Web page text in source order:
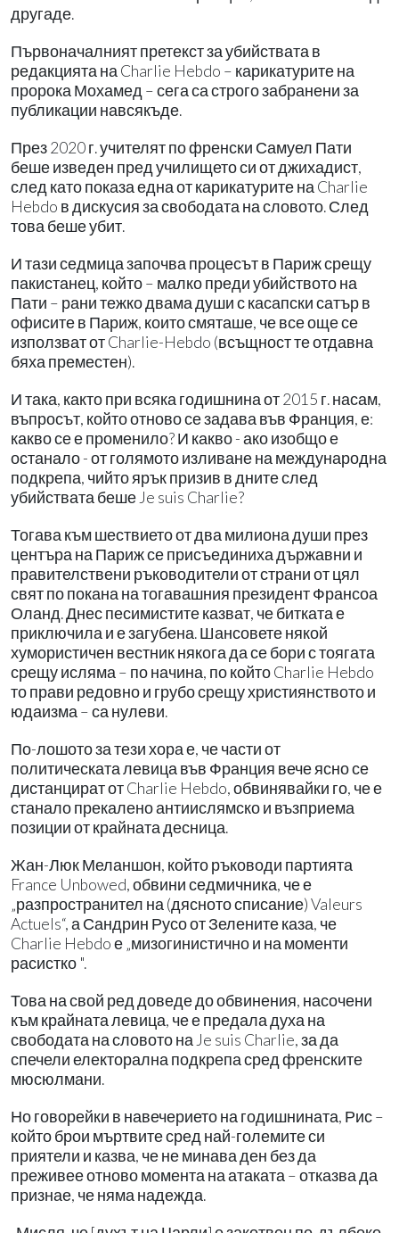
другаде.
Първоначалният претекст за убийствата в
редакцията на Charlie Hebdo – карикатурите на
пророка Мохамед – сега са строго забранени за
публикации навсякъде.
През 2020 г. учителят по френски Самуел Пати
беше изведен пред училището си от джихадист,
след като показа една от карикатурите на Charlie
Hebdo в дискусия за свободата на словото. След
това беше убит.
И тази седмица започва процесът в Париж срещу
пакистанец, който – малко преди убийството на
Пати – рани тежко двама души с касапски сатър в
офисите в Париж, които смяташе, че все още се
използват от Charlie-Hebdo (всъщност те отдавна
бяха преместен).
И така, както при всяка годишнина от 2015 г. насам,
въпросът, който отново се задава във Франция, е:
какво се е променило? И какво - ако изобщо е
останало - от голямото изливане на международна
подкрепа, чийто ярък призив в дните след
убийствата беше Je suis Charlie?
Тогава към шествието от два милиона души през
центъра на Париж се присъединиха държавни и
правителствени ръководители от страни от цял ​​
свят по покана на тогавашния президент Франсоа
Оланд. Днес песимистите казват, че битката е
приключила и е загубена. Шансовете някой
хумористичен вестник някога да се бори с тоягата
срещу исляма – по начина, по който Charlie Hebdo
то прави редовно и грубо срещу християнството и
юдаизма – са нулеви.
По-лошото за тези хора е, че части от
политическата левица във Франция вече ясно се
дистанцират от Charlie Hebdo, обвинявайки го, че е
станало прекалено антиислямско и възприема
позиции от крайната десница.
Жан-Люк Меланшон, който ръководи партията
France Unbowed, обвини седмичника, че е
„разпространител на (дясното списание) Valeurs
Actuels“, а Сандрин Русо от Зелените каза, че
Charlie Hebdo е „мизогинистично и на моменти
расистко ".
Това на свой ред доведе до обвинения, насочени
към крайната левица, че е предала духа на
свободата на словото на Je suis Charlie, за да
спечели електорална подкрепа сред френските
мюсюлмани.
Но говорейки в навечерието на годишнината, Рис –
който брои мъртвите сред най-големите си
приятели и казва, че не минава ден без да
преживее отново момента на атаката – отказва да
признае, че няма надежда.